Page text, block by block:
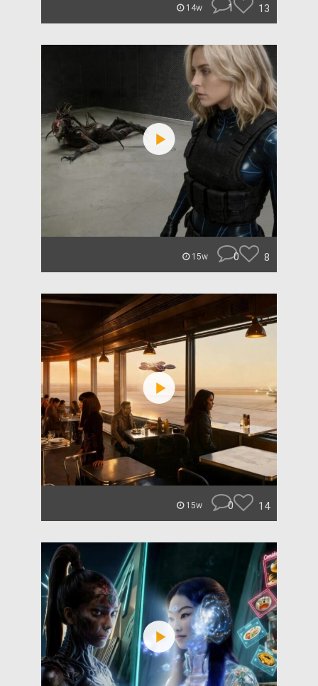
14w 1 13
15w 0 8
15w 0 14